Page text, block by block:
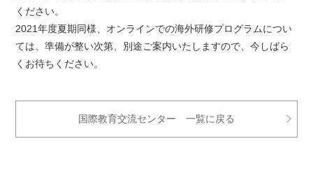
ください。
2021年度夏期同様、オンラインでの海外研修プログラムについ
ては、準備が整い次第、別途ご案内いたしますので、今しばら
くお待ちください。
国際教育交流センター 一覧に戻る